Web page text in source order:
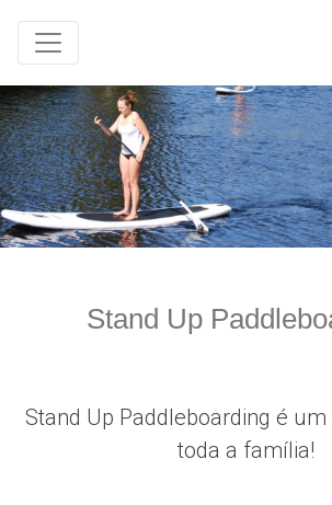
Stand Up
Stand Up Paddleboarding é
toda a família!